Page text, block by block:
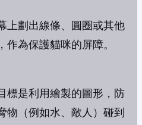
上劃出線條、圓圈或其他
作為保護貓咪的屏障。
標是利用繪製的圖形，防
物（例如水、敵人）碰到